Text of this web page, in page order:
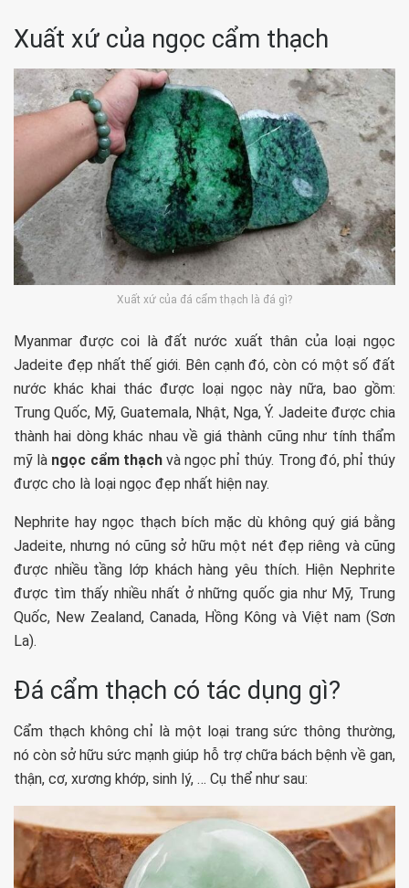
Xuất xứ của ngọc cẩm thạch
Xuất xứ của đá cẩm thạch là đá gì?
Myanmar được coi là đất nước xuất thân của loại ngọc
Jadeite đẹp nhất thế giới. Bên cạnh đó, còn có một số đất
nước khác khai thác được loại ngọc này nữa, bao gồm:
Trung Quốc, Mỹ, Guatemala, Nhật, Nga, Ý. Jadeite được chia
thành hai dòng khác nhau về giá thành cũng như tính thẩm
mỹ là ngọc cẩm thạchvà ngọc phỉ thúy. Trong đó, phỉ thúy
được cho là loại ngọc đẹp nhất hiện nay.
Nephrite hay ngọc thạch bích mặc dù không quý giá bằng
Jadeite, nhưng nó cũng sở hữu một nét đẹp riêng và cũng
được nhiều tầng lớp khách hàng yêu thích. Hiện Nephrite
được tìm thấy nhiều nhất ở những quốc gia như Mỹ, Trung
Quốc, New Zealand, Canada, Hồng Kông và Việt nam (Sơn
La).
Đá cẩm thạch có tác dụng gì?
Cẩm thạch không chỉ là một loại trang sức thông thường,
nó còn sở hữu sức mạnh giúp hỗ trợ chữa bách bệnh về gan,
thận, cơ, xương khớp, sinh lý, … Cụ thể như sau: